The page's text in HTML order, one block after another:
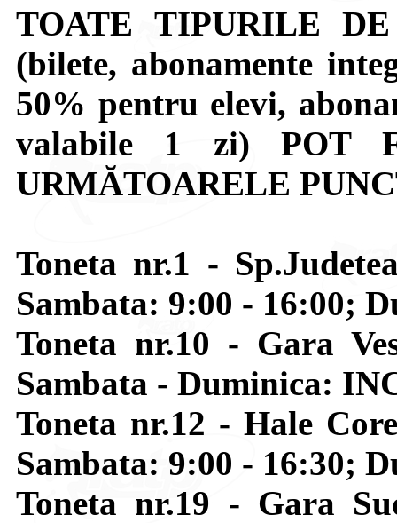
TOATE TIPURILE
(bilete, abonamente
50% pentru elevi,
valabile 1 zi) POT
URMĂTOARELE
Toneta nr.1 -
Sambata: 9:00 - 16:00;
Toneta nr.10 - Gara
Sambata - Duminica:
Toneta nr.12 - Hale
Sambata: 9:00 - 16:30;
Toneta nr.19 - Gara